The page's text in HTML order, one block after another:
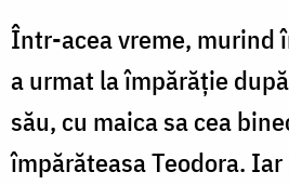
Într-acea vreme, murind
a urmat la împărăție
său, cu maica sa cea
împărăteasa Teodora.